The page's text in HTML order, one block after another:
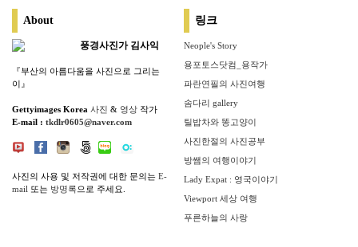
About
풍경사진가 김사익
『부산의 아름다움을 사진으로 그리는
이』
Gettyimages Korea 사진 & 영상 작가
E-mail : tkdlr0605@naver.com
사진의 사용 및 저작권에 대한 문의는 E-
mail 또는 방명록으로 주세요.
링크
Neople's Story
용포토스닷컴_용작가
파란연필의 사진여행
솜다리 gallery
틸밥차와 똥고양이
사진한절의 사진공부
방쌤의 여행이야기
Lady Expat : 영국이야기
Viewport 세상 여행
푸른하늘의 사랑